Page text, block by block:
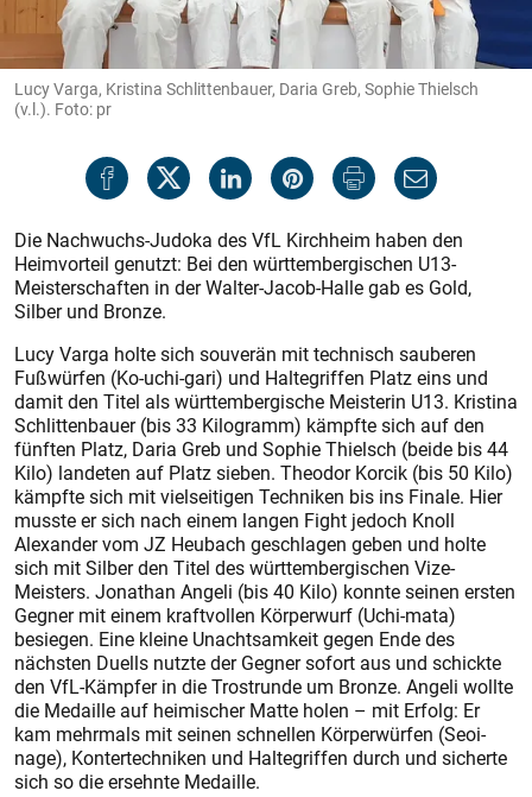
Lucy Varga, Kristina Schlittenbauer, Daria Greb, Sophie Thielsch
(v.l.). Foto: pr
Die Nachwuchs-Judoka des VfL Kirchheim haben den
Heimvorteil genutzt: Bei den württembergischen U13-
Meisterschaften in der Walter-Jacob-Halle gab es Gold,
Silber und Bronze.
Lucy Varga holte sich souverän mit technisch sauberen
Fußwürfen (Ko-uchi-gari) und Haltegriffen Platz eins und
damit den Titel als württembergische Meisterin U13. Kristina
Schlittenbauer (bis 33 Kilogramm) kämpfte sich auf den
fünften Platz, Daria Greb und Sophie Thielsch (beide bis 44
Kilo) landeten auf Platz sieben. Theodor Korcik (bis 50 Kilo)
kämpfte sich mit vielseitigen Techniken bis ins Finale. Hier
musste er sich nach einem langen Fight jedoch Knoll
Alexander vom JZ Heubach geschlagen geben und holte
sich mit Silber den Titel des württembergischen Vize-
Meisters. Jonathan Angeli (bis 40 Kilo) konnte seinen ersten
Gegner mit einem kraftvollen Körperwurf (Uchi-mata)
besiegen. Eine kleine Unachtsamkeit gegen Ende des
nächsten Duells nutzte der Gegner sofort aus und schickte
den VfL-Kämpfer in die Trostrunde um Bronze. Angeli wollte
die Medaille auf heimischer Matte holen – mit Erfolg: Er
kam mehrmals mit seinen schnellen Körperwürfen (Seoi-
nage), Kontertechniken und Haltegriffen durch und sicherte
sich so die ersehnte Medaille.